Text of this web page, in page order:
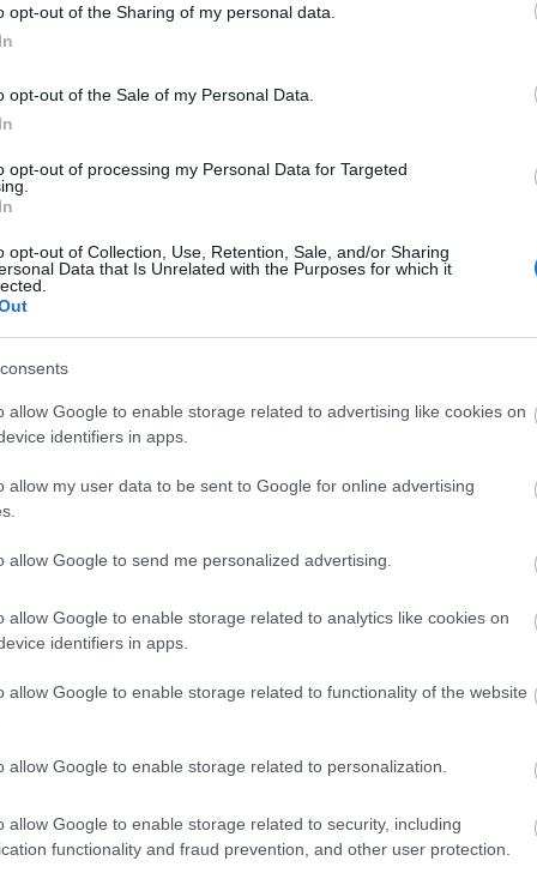
opt-out of the Sharing of my personal data.
opt-out of the Sale of my Personal Data.
opt-out of processing my Personal Data for Targeted
opt-out of Collection, Use, Retention, Sale, and/or Sharing
Data that Is Unrelated with the Purposes for which it
allow Google to enable storage related to advertising like cookies on
identifiers in apps.
allow my user data to be sent to Google for online advertising
allow Google to send me personalized advertising.
allow Google to enable storage related to analytics like cookies on
identifiers in apps.
allow Google to enable storage related to functionality of the website
allow Google to enable storage related to personalization.
allow Google to enable storage related to security, including
functionality and fraud prevention, and other user protection.
θα απαιτήσει αποφασιστικές
των επιτοκίων από την ΕΚΤ, βάζοντας
την ανάπτυξη, θα προκαλέσει διπλό
πλευρά οι δανειολήπτες θα βρεθούν
υφιστάμενου και νέου, και
και με κίνδυνο απώλειάς του, εάν η
σε ύφεση.
την πρωτόγνωρη πανδημική κρίση της
εξυπηρετούμενων δανείων αποδείχτηκε
των τραπεζών. Σε αυτό
στήριξης («Γέφυρα»), όσο και τα
για τη σταδιακή επαναφορά σε
τεθεί σε καθεστώς μορατόριουμ.
επιδοτήσεις δόσεων δανείων του
σε ορισμένες περιπτώσεις
της στήριξης για δάνεια που
μέτριο κίνδυνο για την ποιότητα
αφορούσαν σε 8 δισ. ευρώ
ακαθάριστων δανείων), ενώ μόλις στο
έχει γίνει παύση πληρωμών.
της τρέχουσας πληθωριστικής
την αύξηση του ενεργειακού κόστους,
τα κυβερνητικά μέτρα στήριξης σε
ο πρωθυπουργός Κυριάκος Μητσοτάκης
16:35